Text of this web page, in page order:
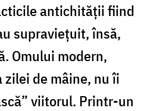
antichității fiind
supraviețuit, însă,
Omului modern,
de mâine, nu îi
viitorul. Printr-un